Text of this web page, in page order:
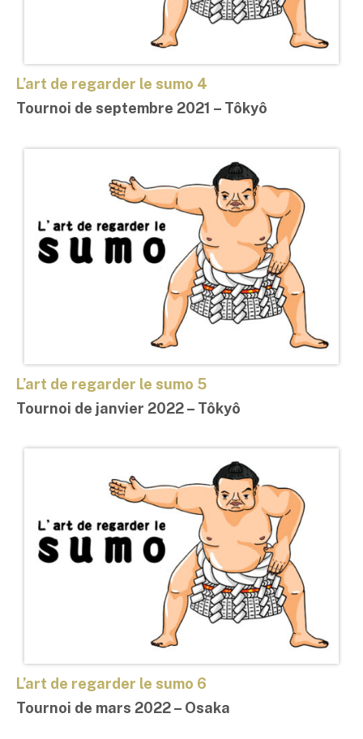
L’art de regarder le sumo 4
Tournoi de septembre 2021 – Tôkyô
L’art de regarder le sumo 5
Tournoi de janvier 2022 – Tôkyô
L’art de regarder le sumo 6
Tournoi de mars 2022 – Osaka